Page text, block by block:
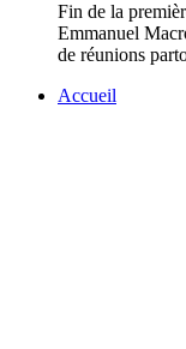
Fin de la
Emmanuel
de réunions
Accueil